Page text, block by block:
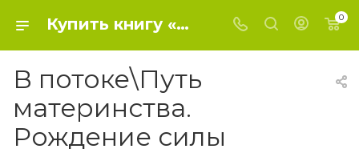
Купить книгу «В потоке\Путь материнства. Рождение силы» 2023, Шустваль О. - Не проставлена группа 0
В потоке\Путь
материнства.
Рождение силы